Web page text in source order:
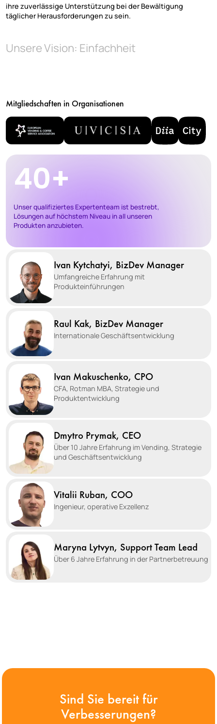
Mitgliedschaften in Organisationen
40+
Unser qualifiziertes Expertenteam ist bestrebt,
Lösungen auf höchstem Niveau in all unseren
Produkten anzubieten.
Maryna Lytvyn, Support Team Lead
Über 6 Jahre Erfahrung in der Partnerbetreuung
Vitalii Ruban, COO
Ingenieur, operative Exzellenz
Dmytro Prymak, CEO
Über 10 Jahre Erfahrung im Vending, Strategie
und Geschäftsentwicklung
Ivan Makuschenko, CPO
CFA, Rotman MBA, Strategie und
Produktentwicklung
Raul Kak, BizDev Manager
Internationale Geschäftsentwicklung
Ivan Kytchatyi, BizDev Manager
Umfangreiche Erfahrung mit
Produkteinführungen
ihre zuverlässige Unterstützung bei der Bewältigung
täglicher Herausforderungen zu sein.
Unsere Vision: Einfachheit
Sind Sie bereit für
Verbesserungen?